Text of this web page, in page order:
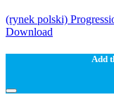
(rynek polski)
Download
Add